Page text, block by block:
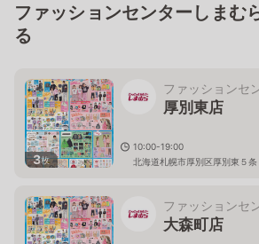
ファッションセンターしまむ
る
3枚
ファッションセ
厚別東店
10:00-19:00
北海道札幌市厚別区厚別東５
ファッションセ
大森町店